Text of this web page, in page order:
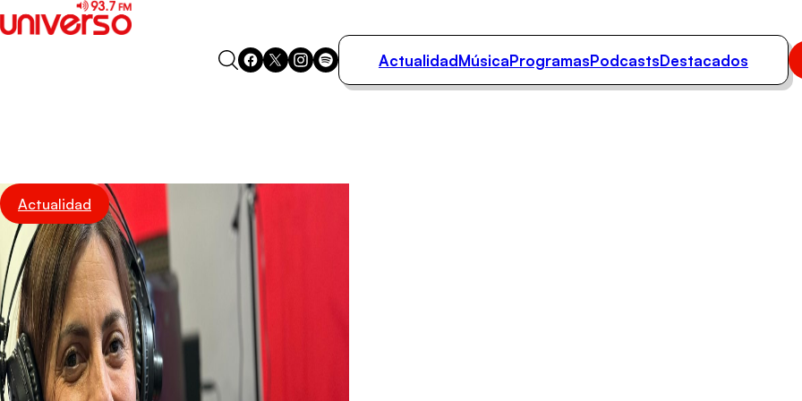
Podcasts
Destacados
ActualidadMúsicaProgramasPodcastsDestacados
Actualidad